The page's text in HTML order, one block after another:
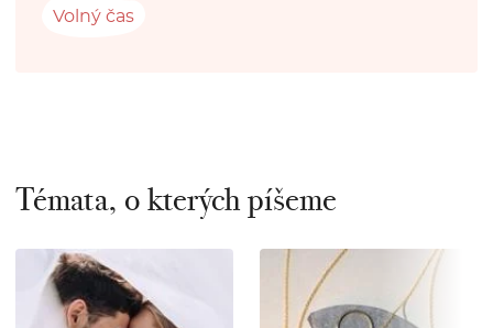
Volný čas
Témata, o kterých píšeme